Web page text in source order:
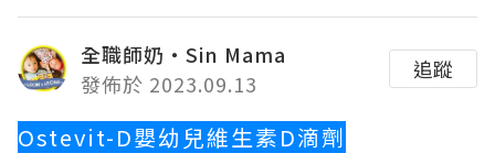
全職師奶‧Sin Mama
發佈於 2023.09.13
追蹤
Ostevit-D嬰幼兒維生素D滴劑